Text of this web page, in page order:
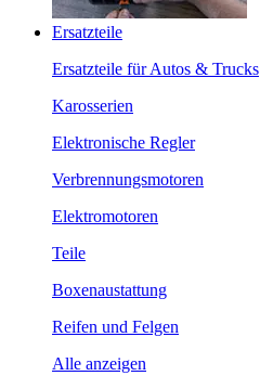
Ersatzteile
Ersatzteile für Autos & Trucks
Karosserien
Elektronische Regler
Verbrennungsmotoren
Elektromotoren
Teile
Boxenaustattung
Reifen und Felgen
Alle anzeigen